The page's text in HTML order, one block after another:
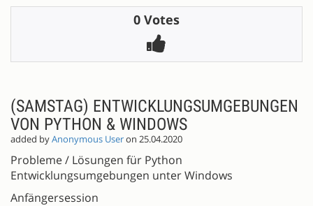
0 Votes
(SAMSTAG) ENTWICKLUNGSUMGEBUNGEN
VON PYTHON & WINDOWS
added byAnonymous Useron 25.04.2020
Probleme / Lösungen für Python
Entwicklungsumgebungen unter Windows
Anfängersession